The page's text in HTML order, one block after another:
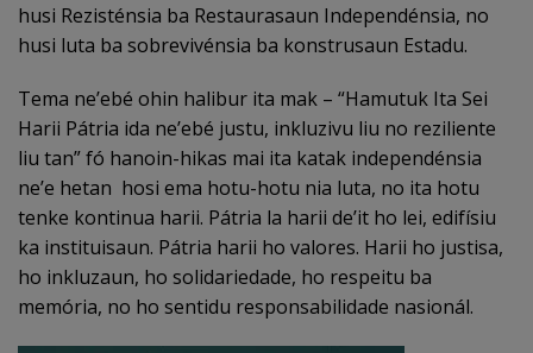
husi Rezisténsia ba Restaurasaun Independénsia, no
husi luta ba sobrevivénsia ba konstrusaun Estadu.
Tema ne’ebé ohin halibur ita mak – “Hamutuk Ita Sei
Harii Pátria ida ne’ebé justu, inkluzivu liu no reziliente
liu tan” fó hanoin-hikas mai ita katak independénsia
ne’e hetan hosi ema hotu-hotu nia luta, no ita hotu
tenke kontinua harii. Pátria la harii de’it ho lei, edifísiu
ka instituisaun. Pátria harii ho valores. Harii ho justisa,
ho inkluzaun, ho solidariedade, ho respeitu ba
memória, no ho sentidu responsabilidade nasionál.